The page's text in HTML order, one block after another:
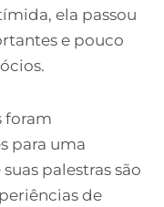
ela passou
e pouco
foram
para uma
palestras são
de